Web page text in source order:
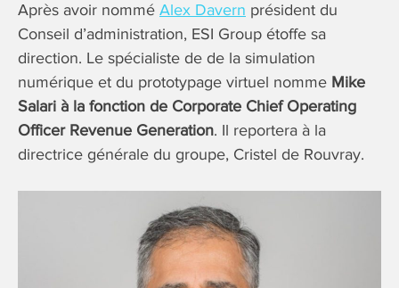
Après avoir nommé Alex Davern président du
Conseil d’administration, ESI Group étoffe sa
direction. Le spécialiste de de la simulation
numérique et du prototypage virtuel nomme Mike
Salari à la fonction de Corporate Chief Operating
Officer Revenue Generation. Il reportera à la
directrice générale du groupe, Cristel de Rouvray.